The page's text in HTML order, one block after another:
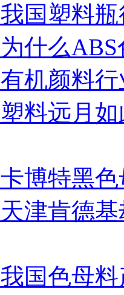
我国塑料
为什么
有机颜料
塑料远月
卡博特黑色
天津肯德
我国色母